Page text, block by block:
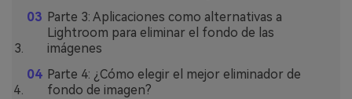
Parte 3: Aplicaciones como alternativas a
Lightroom para eliminar el fondo de las
imágenes
Parte 4: ¿Cómo elegir el mejor eliminador de
fondo de imagen?